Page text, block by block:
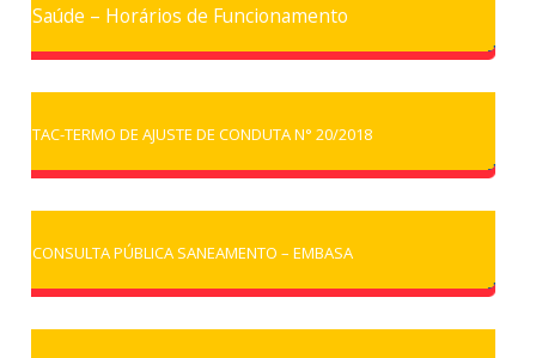
Saúde – Horários de Funcionamento
TAC-TERMO DE AJUSTE DE CONDUTA N° 20/2018
CONSULTA PÚBLICA SANEAMENTO – EMBASA